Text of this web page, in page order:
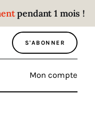
pendant 1 mois !
S'ABONNER
Mon compte
les gens